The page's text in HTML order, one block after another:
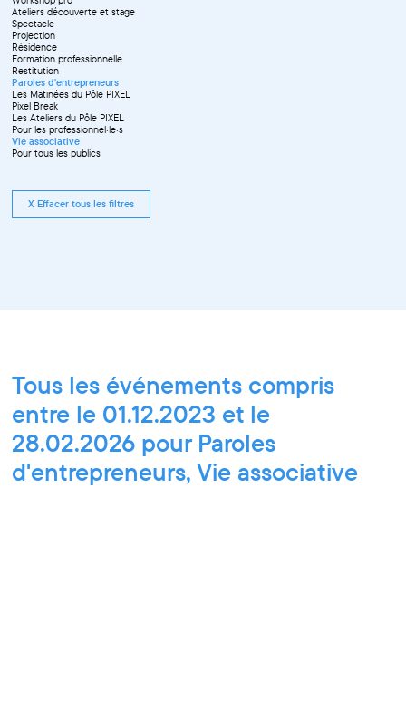
Ateliers découverte et stage
Spectacle
Projection
Résidence
Formation professionnelle
Restitution
Paroles d'entrepreneurs
Les Matinées du Pôle PIXEL
Pixel Break
Les Ateliers du Pôle PIXEL
Pour les professionnel·le·s
Vie associative
Pour tous les publics
X Effacer tous les filtres
Tous les événements compris
entre le 01.12.2023 et le
28.02.2026 pour Paroles
d'entrepreneurs, Vie associative